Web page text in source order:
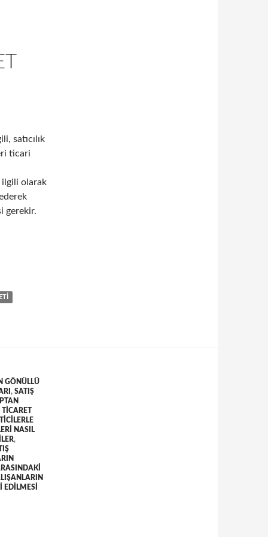
satıcılık
ticari
ilgili olarak
gerekir.
GÖNÜLLÜ
, SATIŞ
NASIL
,
EDILMESI